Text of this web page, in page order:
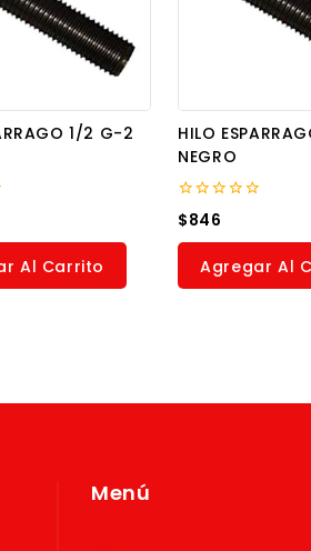
1/2 G-2
Al Carrito
HILO
NEGRO
0
out
of
$846
Agregar Al
Menú